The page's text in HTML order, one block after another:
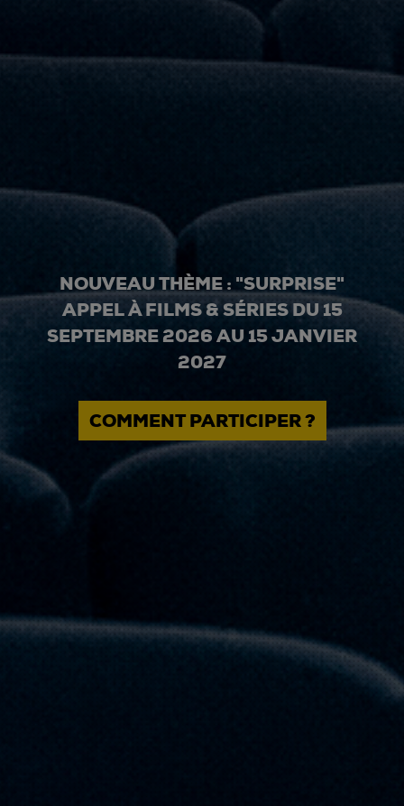
NOUVEAU THÈME : "SURPRISE"
APPEL À FILMS & SÉRIES DU 15
SEPTEMBRE 2026 AU 15 JANVIER
2027
COMMENT PARTICIPER ?